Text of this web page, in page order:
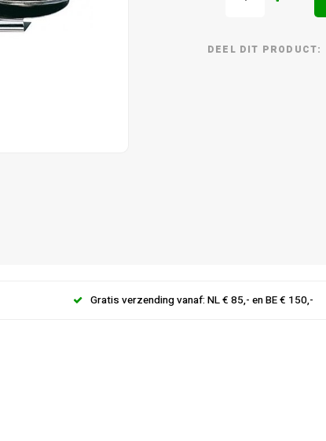
DEEL DIT PRODUCT:
Gratis verzending vanaf: NL € 85,- en BE € 150,-